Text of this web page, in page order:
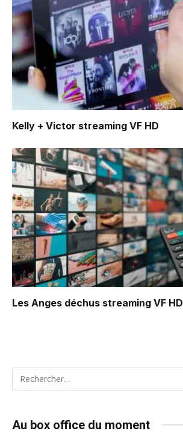
Kelly + Victor streaming VF HD
Les Anges déchus streaming VF HD
Au box office du moment